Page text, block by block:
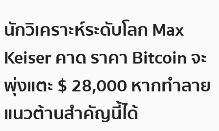
นักวิเคราะห์ระดับโลก Max
Keiser คาด ราคา Bitcoin จะ
พุ่งแตะ $ 28,000 หากทำลาย
แนวต้านสำคัญนี้ได้